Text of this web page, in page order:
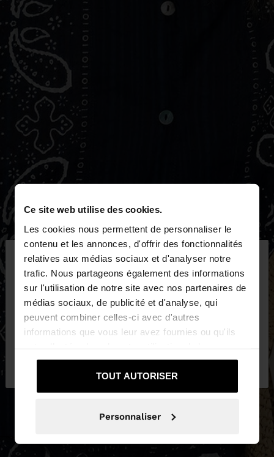
Ce site web utilise des cookies.
Les cookies nous permettent de personnaliser le
contenu et les annonces, d'offrir des fonctionnalités
relatives aux médias sociaux et d'analyser notre
trafic. Nous partageons également des informations
sur l'utilisation de notre site avec nos partenaires de
médias sociaux, de publicité et d'analyse, qui
peuvent combiner celles-ci avec d'autres
informations que vous leur avez fournies ou qu'ils
services.
TOUT AUTORISER
Personnaliser
bonjour ×
Vous accédez au site depuis Luxembourg. Voulez-
vous parcourir notre site au United States?